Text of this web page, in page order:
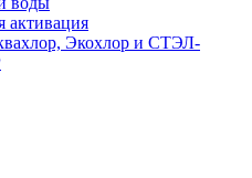
активация
Экохлор и СТЭЛ-